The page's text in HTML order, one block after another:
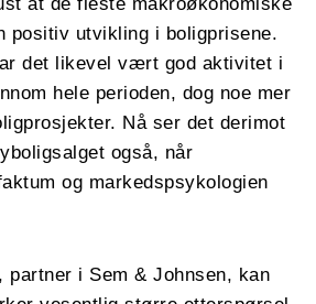
at de fleste makroøkonomiske
positiv utvikling i boligprisene.
det likevel vært god aktivitet i
hele perioden, dog noe mer
Nå ser det derimot
også, når
og markedspsykologien
partner i Sem & Johnsen, kan